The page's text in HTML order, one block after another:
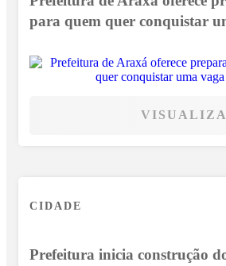
para quem quer conquistar
CIDADE
Prefeitura inicia construção